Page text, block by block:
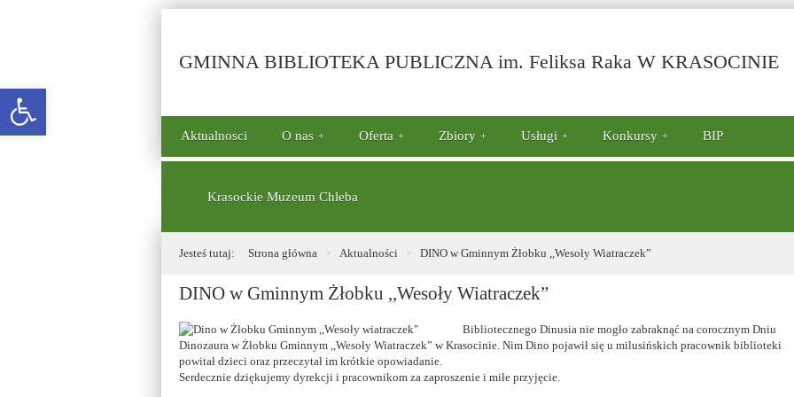
Open toolbar
GMINNA BIBLIOTEKA PUBLICZNA im. Feliksa Raka W KRASOCINIE-
Aktualnosci O nas Oferta Zbiory Usługi Konkursy BIP
Krasockie Muzeum Chleba
Jesteś tutaj: Strona główna Aktualności DINO w Gminnym Żłobku ,,Wesoły Wiatraczek”
DINO w Gminnym Żłobku ,,Wesoły Wiatraczek”
Bibliotecznego Dinusia nie mogło zabraknąć na corocznym Dniu
Dinozaura w Żłobku Gminnym ,,Wesoły Wiatraczek” w Krasocinie. Nim Dino pojawił się u milusińskich pracownik biblioteki
powitał dzieci oraz przeczytał im krótkie opowiadanie.
Serdecznie dziękujemy dyrekcji i pracownikom za zaproszenie i miłe przyjęcie.